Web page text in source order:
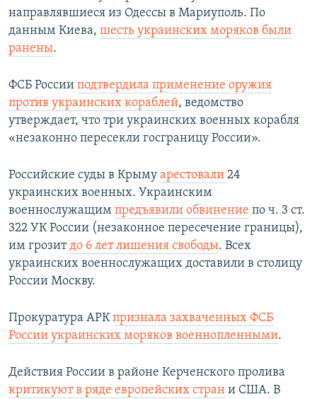
направлявшиеся из Одессы в Мариуполь. По
данным Киева, шесть украинских моряков были
ранены.
ФСБ России подтвердила применение оружия
против украинских кораблей, ведомство
утверждает, что три украинских военных корабля
«незаконно пересекли госграницу России».
Российские суды в Крыму арестовали 24
украинских военных. Украинским
военнослужащим предъявили обвинение по ч. 3 ст.
322 УК России (незаконное пересечение границы),
им грозитдо 6 лет лишения свободы. Всех
украинских военнослужащих доставили в столицу
России Москву.​
Прокуратура АРКпризнала захваченных ФСБ
России украинских моряков военнопленными.
Действия России в районе Керченского пролива
критикуют в ряде европейских стран и США. В